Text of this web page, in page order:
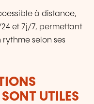
à distance,
et 7j/7, permettant
selon ses
UTILES